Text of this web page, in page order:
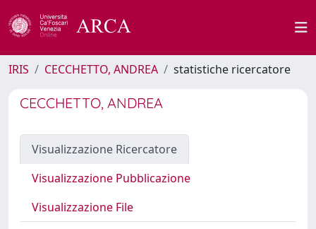
IRIS CECCHETTO, ANDREA statistiche ricercatore
CECCHETTO, ANDREA
Visualizzazione Ricercatore
Visualizzazione Pubblicazione
Visualizzazione File